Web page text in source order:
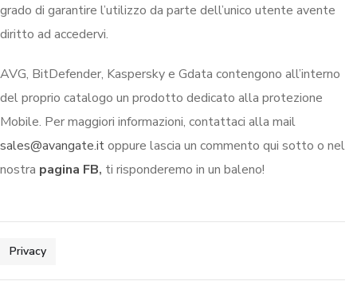
grado di garantire l’utilizzo da parte dell’unico utente avente
diritto ad accedervi.
AVG, BitDefender, Kaspersky e Gdata contengono all’interno
del proprio catalogo un prodotto dedicato alla protezione
Mobile. Per maggiori informazioni, contattaci alla mail
sales@avangate.itoppure lascia un commento qui sotto o nel
nostra pagina FB, ti risponderemo in un baleno!
Privacy